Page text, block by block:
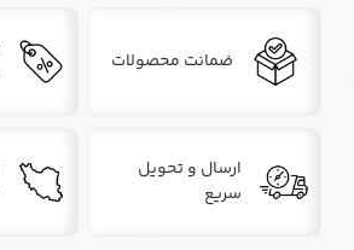
ضمانت محصولات
ارسال و تحویل
سریع